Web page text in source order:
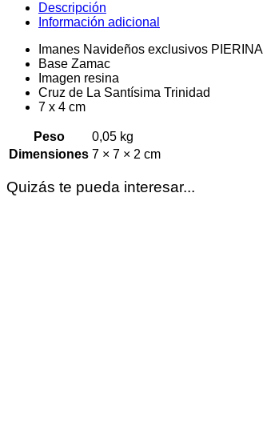
Descripción
Información adicional
Imanes Navideños exclusivos PIERINA
Base Zamac
Imagen resina
Cruz de La Santísima Trinidad
7 x 4 cm
Peso
0,05 kg
Dimensiones 7 × 7 × 2 cm
Quizás te pueda interesar...